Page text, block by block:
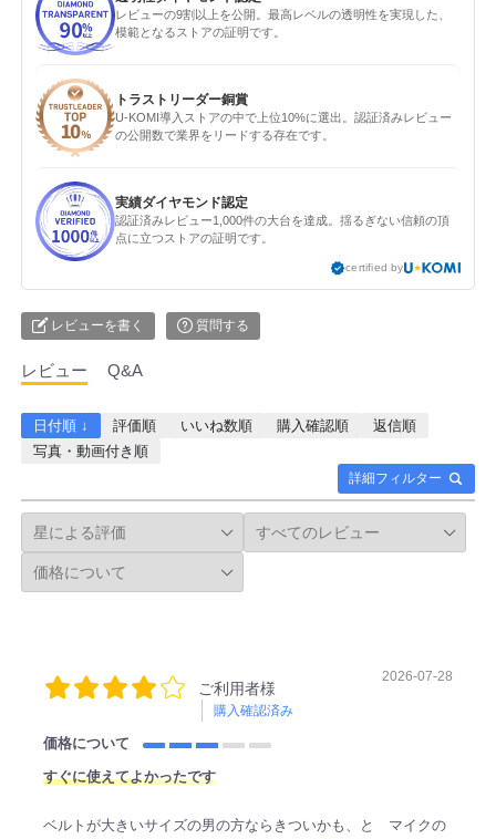
レビューの9割以上を公開。最高レベルの透明性を実現した、
模範となるストアの証明です。
トラストリーダー銅賞
U-KOMI導入ストアの中で上位10%に選出。認証済みレビュー
の公開数で業界をリードする存在です。
実績ダイヤモンド認定
認証済みレビュー1,000件の大台を達成。揺るぎない信頼の頂
点に立つストアの証明です。
certified by
レビューを書く 質問する
レビュー Q&A
詳細フィルター
日付順 ↓ 評価順 いいね数順 購入確認順
返信順
写真・動画付き順
ご利用者様
購入確認済み
2026-07-28
価格について
すぐに使えてよかったです
ベルトが大きいサイズの男の方ならきついかも、と マイクの